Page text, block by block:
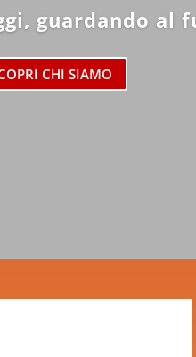
guardando al
CHI SIAMO